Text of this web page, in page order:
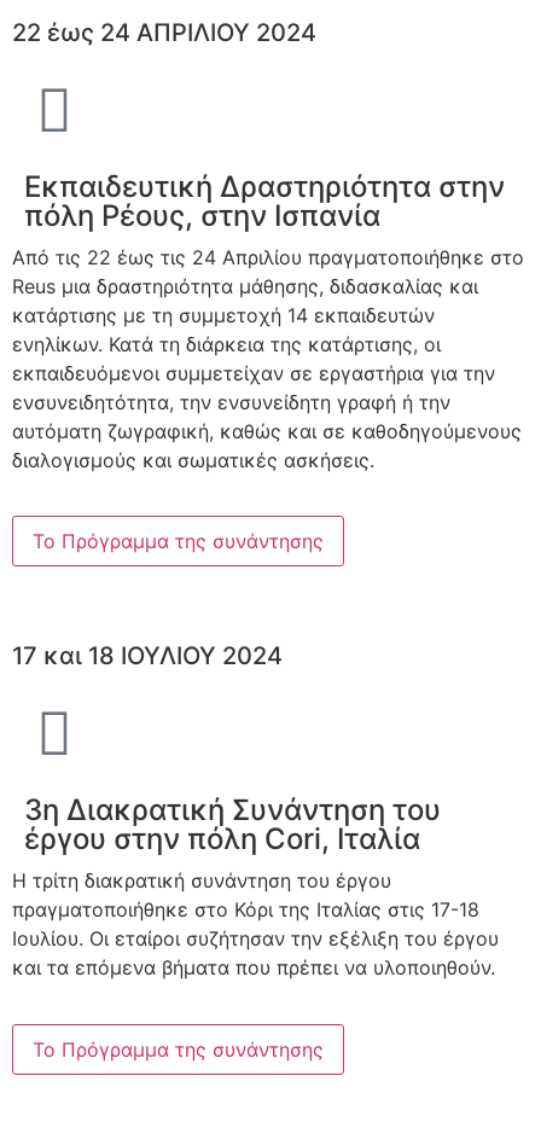
22 έως 24 ΑΠΡΙΛΙΟΥ 2024
Εκπαιδευτική Δραστηριότητα στην
πόλη Ρέους, στην Ισπανία
Από τις 22 έως τις 24 Απριλίου πραγματοποιήθηκε στο
Reus μια δραστηριότητα μάθησης, διδασκαλίας και
κατάρτισης με τη συμμετοχή 14 εκπαιδευτών
ενηλίκων. Κατά τη διάρκεια της κατάρτισης, οι
εκπαιδευόμενοι συμμετείχαν σε εργαστήρια για την
ενσυνειδητότητα, την ενσυνείδητη γραφή ή την
αυτόματη ζωγραφική, καθώς και σε καθοδηγούμενους
διαλογισμούς και σωματικές ασκήσεις.
Το Πρόγραμμα της συνάντησης
17 και 18 ΙΟΥΛΙΟΥ 2024
3η Διακρατική Συνάντηση του
έργου στην πόλη Cori, Ιταλία
Η τρίτη διακρατική συνάντηση του έργου
πραγματοποιήθηκε στο Κόρι της Ιταλίας στις 17-18
Ιουλίου. Οι εταίροι συζήτησαν την εξέλιξη του έργου
και τα επόμενα βήματα που πρέπει να υλοποιηθούν.
Το Πρόγραμμα της συνάντησης